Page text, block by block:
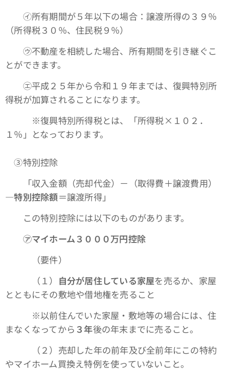
㋑所有期間が５年以下の場合：譲渡所得の３９％
（所得税３０％、住民税９％）
㋒不動産を相続した場合、所有期間を引き継ぐこ
とができます。
㋓平成２５年から令和１９年までは、復興特別所
得税が加算されることになります。
※復興特別所得税とは、「所得税×１０２．
１％」となっております。
③特別控除
「収入金額（売却代金）－（取得費＋譲渡費用）
―特別控除額＝譲渡所得」
この特別控除には以下のものがあります。
㋐マイホーム３０００万円控除
（要件）
（１） 自分が居住している家屋を売るか、家屋
とともにその敷地や借地権を売ること
※以前住んでいた家屋・敷地等の場合には、住
まなくなってから ３年後の年末までに売ること。
（２）売却した年の前年及び全前年にこの特約
やマイホーム買換え特例を使っていないこと。